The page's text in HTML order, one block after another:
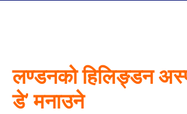
लण्डनको हिलिङ्डन
डे’ मनाउने